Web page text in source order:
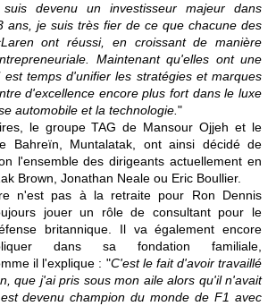
devenu un investisseur majeur dans
ans, je suis très fier de ce que chacune des
ont réussi, en croissant de manière
Maintenant qu'elles ont une
est temps d'unifier les stratégies et marques
d'excellence encore plus fort dans le luxe
automobile et la technologie. "
le groupe TAG de Mansour Ojjeh et le
Bahreïn, Muntalatak, ont ainsi décidé de
l'ensemble des dirigeants actuellement en
Brown, Jonathan Neale ou Eric Boullier.
n'est pas à la retraite pour Ron Dennis
jouer un rôle de consultant pour le
britannique. Il va également encore
dans sa fondation familiale,
il l'explique : "C'est le fait d'avoir travaillé
que j'ai pris sous mon aile alors qu'il n'avait
devenu champion du monde de F1 avec